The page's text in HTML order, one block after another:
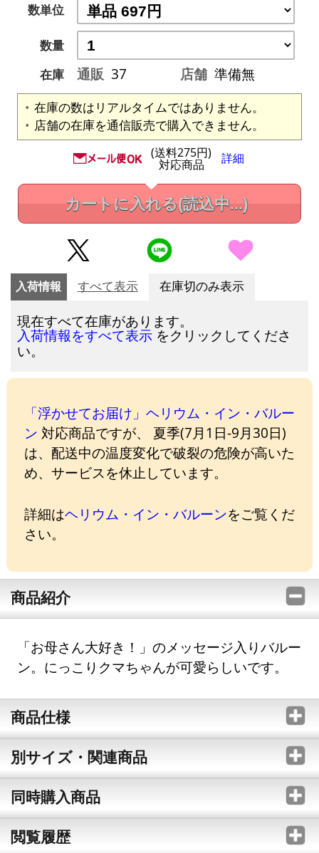
数単位
数量
在庫
通販 37 店舗 準備無
在庫の数はリアルタイムではありません。
店舗の在庫を通信販売で購入できません。
(送料275円)
対応商品 詳細
カートに入れる(読込中...)
入荷情報 すべて表示 在庫切のみ表示
現在すべて在庫があります。
入荷情報をすべて表示 をクリックしてくださ
い。
「浮かせてお届け」ヘリウム・イン・バルー
ン 対応商品ですが、 夏季(7月1日-9月30日)
は、配送中の温度変化で破裂の危険が高いた
め、サービスを休止しています。
詳細はヘリウム・イン・バルーンをご覧くだ
さい。
商品紹介
「お母さん大好き！」のメッセージ入りバルー
ン。にっこりクマちゃんが可愛らしいです。
商品仕様
別サイズ・関連商品
同時購入商品
閲覧履歴